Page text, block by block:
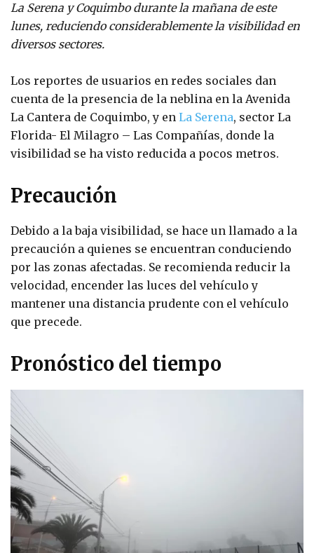
La Serena y Coquimbo durante la mañana de este
lunes, reduciendo considerablemente la visibilidad en
diversos sectores.
Los reportes de usuarios en redes sociales dan
cuenta de la presencia de la neblina en la Avenida
La Cantera de Coquimbo, y en La Serena, sector La
Florida- El Milagro – Las Compañías, donde la
visibilidad se ha visto reducida a pocos metros.
Precaución
Debido a la baja visibilidad, se hace un llamado a la
precaución a quienes se encuentran conduciendo
por las zonas afectadas. Se recomienda reducir la
velocidad, encender las luces del vehículo y
mantener una distancia prudente con el vehículo
que precede.
Pronóstico del tiempo